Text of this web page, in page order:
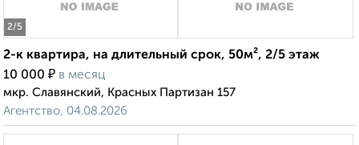
2/5
2-к квартира, на длительный срок, 50м², 2/5 этаж
10 000 ₽ в месяц
мкр. Славянский, Красных Партизан 157
Агентство, 04.08.2026